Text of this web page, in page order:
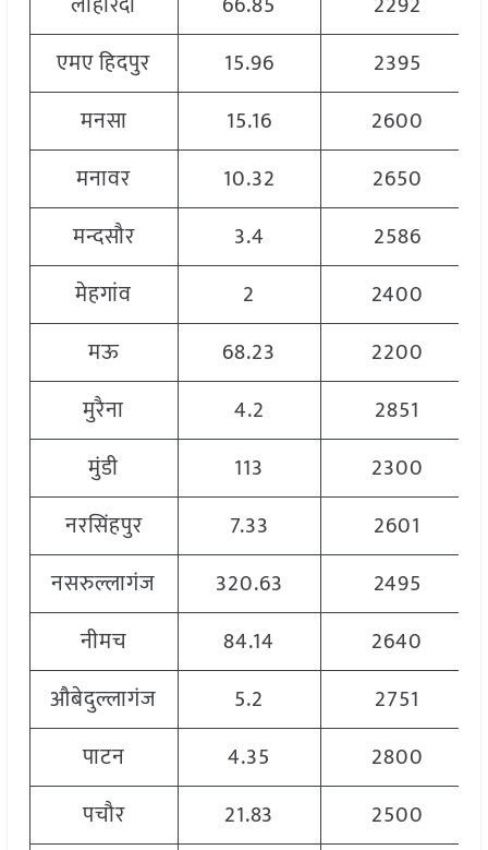
एमए हिदपुर
15.96
2395
मनसा
15.16
2600
मनावर
10.32
2650
मन्दसौर
3.4
2586
मेहगांव
2
2400
मऊ
68.23
2200
मुरैना
4.2
2851
मुंडी
113
2300
नरसिंहपुर
7.33
2601
नसरुल्लागंज
320.63
2495
नीमच
84.14
2640
औबेदुल्लागंज
5.2
2751
पाटन
4.35
2800
पचौर
21.83
2500